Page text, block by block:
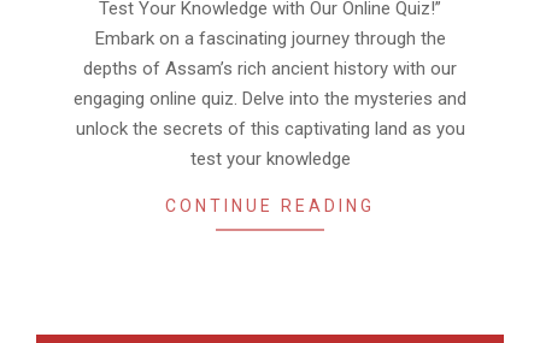
Test Your Knowledge with Our Online Quiz!”
Embark on a fascinating journey through the
depths of Assam’s rich ancient history with our
engaging online quiz. Delve into the mysteries and
unlock the secrets of this captivating land as you
test your knowledge
CONTINUE READING